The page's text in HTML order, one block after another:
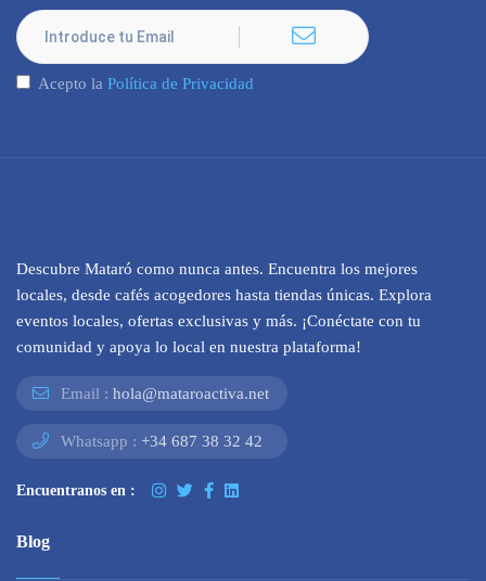
Acepto la Política de Privacidad
Descubre Mataró como nunca antes. Encuentra los mejores
locales, desde cafés acogedores hasta tiendas únicas. Explora
eventos locales, ofertas exclusivas y más. ¡Conéctate con tu
comunidad y apoya lo local en nuestra plataforma!
Email : hola@mataroactiva.net
Whatsapp : +34 687 38 32 42
Encuentranos en :
Blog